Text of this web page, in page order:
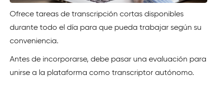
Ofrece tareas de transcripción cortas disponibles
durante todo el día para que pueda trabajar según su
conveniencia.
Antes de incorporarse, debe pasar una evaluación para
unirse a la plataforma como transcriptor autónomo.